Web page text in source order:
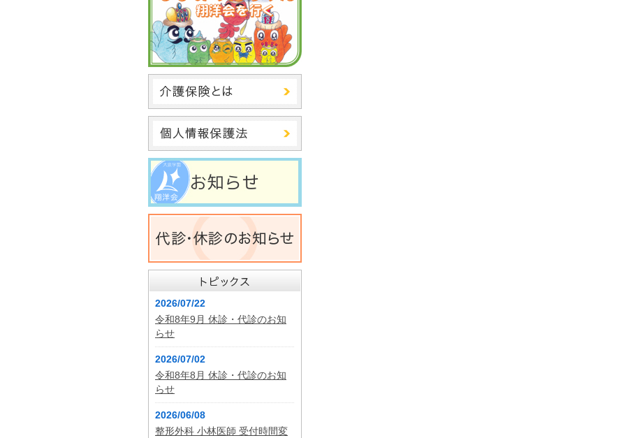
2026/07/22
令和8年9月 休診・代診のお知
らせ
2026/07/02
令和8年8月 休診・代診のお知
らせ
2026/06/08
整形外科 小林医師 受付時間変